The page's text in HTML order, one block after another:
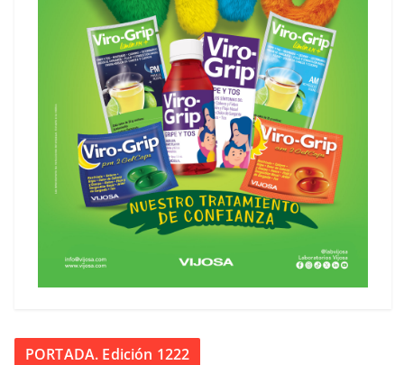
PORTADA. Edición 1222